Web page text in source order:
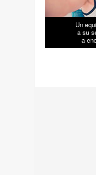
Un
a su
a